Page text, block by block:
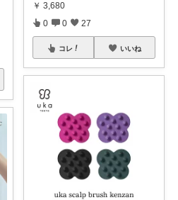
￥ 3,680
0 0 27
コレ いいね